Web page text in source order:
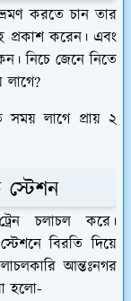
করতে চান তার
প্রকাশ করেন। এবং
নিচে জেনে নিতে
সময় লাগে প্রায় ২
স্টেশন
চলাচল করে।
বিরতি দিয়ে
আন্তঃনগর
হলো-